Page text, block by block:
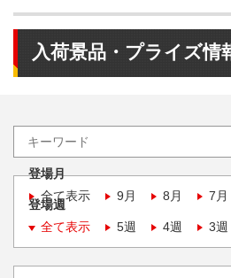
入荷景品・プライズ情
登場月
全て表示
9月 8月 7月
登場週
全て表示
5週 4週 3週